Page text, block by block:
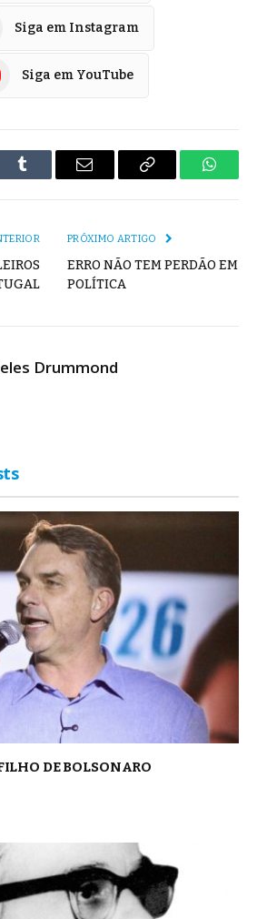
Siga em Instagram
Siga em YouTube
Tumblr
E-
Copiar
PRÓXIMO ARTIGO
ERRO NÃO TEM PERDÃO EM
POLÍTICA
Drummond
DE BOLSONARO